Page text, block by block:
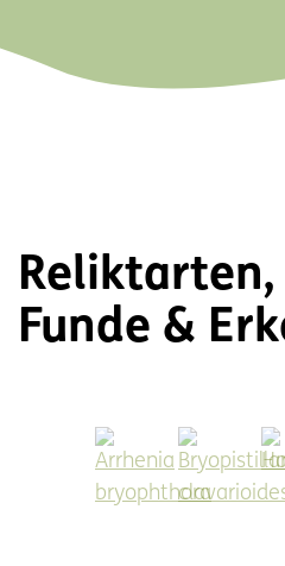
Reliktarten,
Funde &